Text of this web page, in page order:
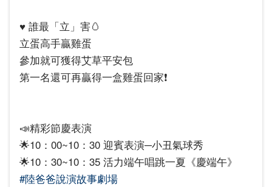
♥️ 誰最「立」害🥚
立蛋高手贏雞蛋
參加就可獲得艾草平安包
第一名還可再贏得一盒雞蛋回家❗
📣精彩節慶表演
🌟10：00~10：30 迎賓表演─小丑氣球秀
🌟10：30~10：35 活力端午唱跳一夏《慶端午》
#陸爸爸說演故事劇場